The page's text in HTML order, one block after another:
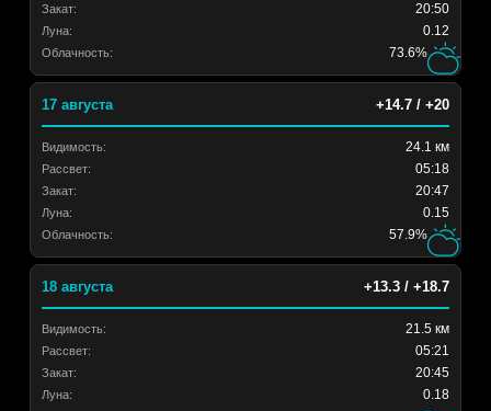
Закат: 20:50
Луна: 0.12
Облачность: 73.6%
17 августа +14.7 / +20
Видимость: 24.1 км
Рассвет: 05:18
Закат: 20:47
Луна: 0.15
Облачность: 57.9%
18 августа +13.3 / +18.7
Видимость: 21.5 км
Рассвет: 05:21
Закат: 20:45
Луна: 0.18